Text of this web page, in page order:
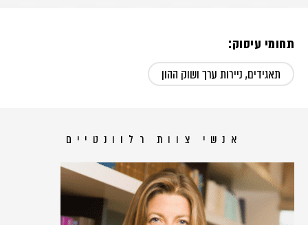
תחומי עיסוק:
תאגידים, ניירות ערך ושוק ההון
אנשי צוות רלוונטיים